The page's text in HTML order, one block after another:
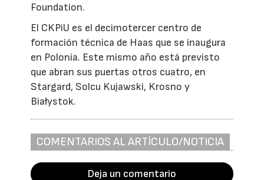
Foundation.
El CKPiU es el decimotercer centro de
formación técnica de Haas que se inaugura
en Polonia. Este mismo año está previsto
que abran sus puertas otros cuatro, en
Stargard, Solcu Kujawski, Krosno y
Białystok.
COMENTARIOS AL ARTÍCULO/NOTICIA
Deja un comentario